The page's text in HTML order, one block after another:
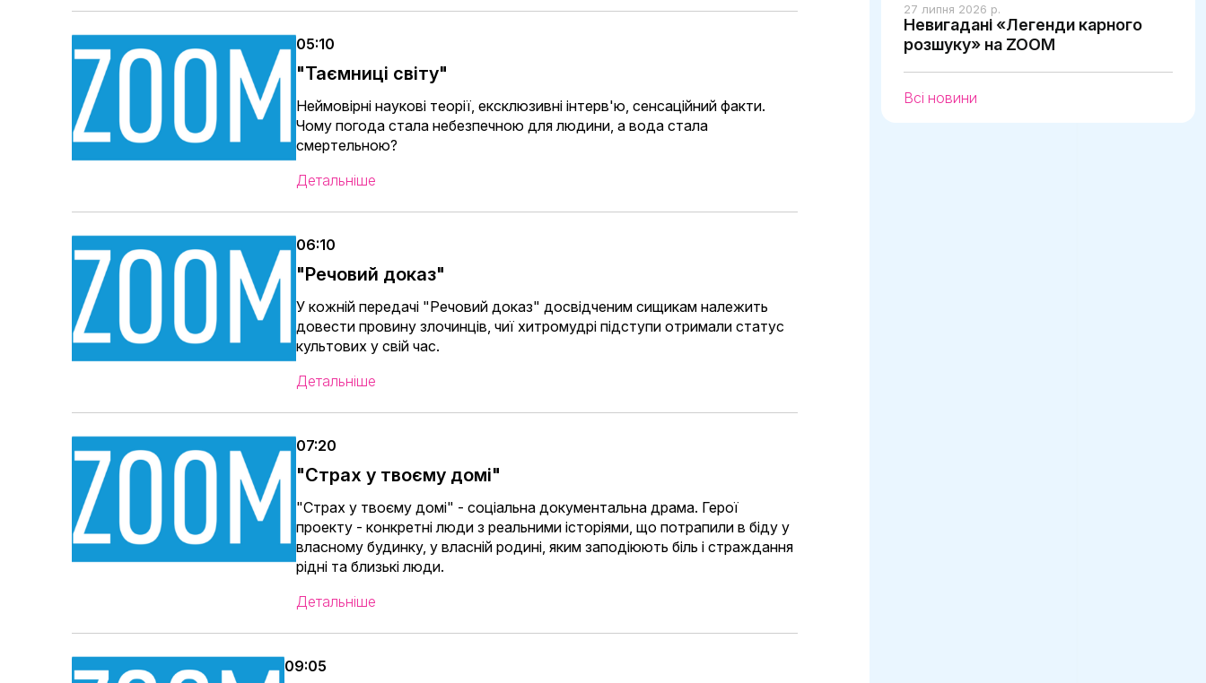
05:10
"Таємниці світу"
Неймовірні наукові теорії, ексклюзивні інтерв'ю, сенсаційний факти.
Чому погода стала небезпечною для людини, а вода стала
смертельною?
Детальніше
06:10
"Речовий доказ"
У кожній передачі "Речовий доказ" досвідченим сищикам належить
довести провину злочинців, чиї хитромудрі підступи отримали статус
культових у свій час.
Детальніше
07:20
"Страх у твоєму домі"
"Страх у твоєму домі" - соціальна документальна драма. Герої
проекту - конкретні люди з реальними історіями, що потрапили в біду у
власному будинку, у власній родині, яким заподіюють біль і страждання
рідні та близькі люди.
Детальніше
09:05
27 липня 2026 р.
Невигадані «Легенди карного
розшуку» на ZOOM
Всі новини